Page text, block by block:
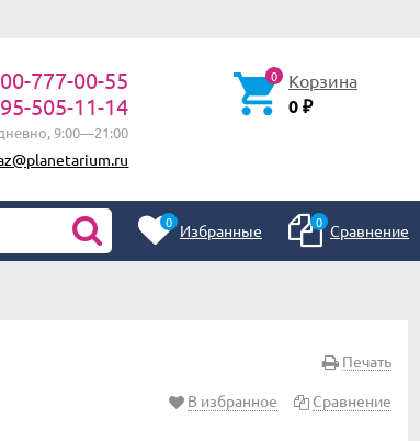
777-00-55
505-11-14
9:00—21:00
0 Корзина
0 ₽
0 Избранные 0 Сравнение
Печать
В избранное Сравнение